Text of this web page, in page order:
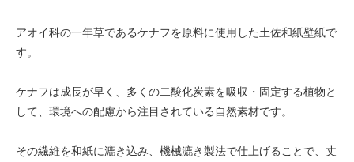
アオイ科の一年草であるケナフを原料に使用した土佐和紙壁紙で
す。
ケナフは成長が早く、多くの二酸化炭素を吸収・固定する植物と
して、環境への配慮から注目されている自然素材です。
その繊維を和紙に漉き込み、機械漉き製法で仕上げることで、丈